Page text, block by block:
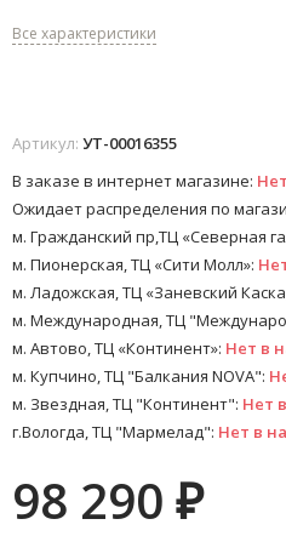
Все характеристики
Артикул: УТ-00016355
В заказе в интернет магазине:
Ожидает распределения по
м. Гражданский пр,ТЦ «Северная
м. Пионерская, ТЦ «Сити Молл»:
м. Ладожская, ТЦ «Заневский
м. Международная, ТЦ
м. Автово, ТЦ «Континент»: Нет в
м. Купчино, ТЦ "Балкания NOVA":
м. Звездная, ТЦ "Континент": Нет
г.Вологда, ТЦ "Мармелад": Нет в
98 290 ₽